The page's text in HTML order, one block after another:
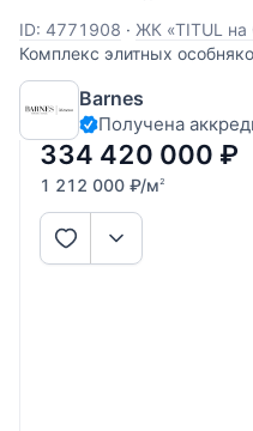
ID: 4771908 · ЖК «TITUL на
​​​​​​​Комплекс элитных
сочетает в себе
столицы, удобную
необходимую для жизни
представлены как
Barnes
Получена
334 420 000 ₽
1 212 000 ₽/м2